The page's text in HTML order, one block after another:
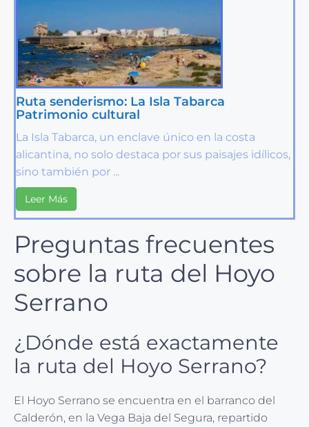
Ruta senderismo: La Isla Tabarca
Patrimonio cultural
La Isla Tabarca, un enclave único en la costa
alicantina, no solo destaca por sus paisajes idílicos,
sino también por ...
Leer Más
Preguntas frecuentes
sobre la ruta del Hoyo
Serrano
¿Dónde está exactamente
la ruta del Hoyo Serrano?
El Hoyo Serrano se encuentra en el barranco del
Calderón, en la Vega Baja del Segura, repartido